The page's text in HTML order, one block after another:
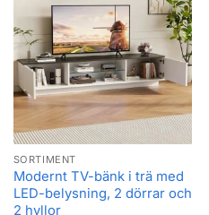
SORTIMENT
Modernt TV-bänk i trä med
LED-belysning, 2 dörrar och
2 hyllor